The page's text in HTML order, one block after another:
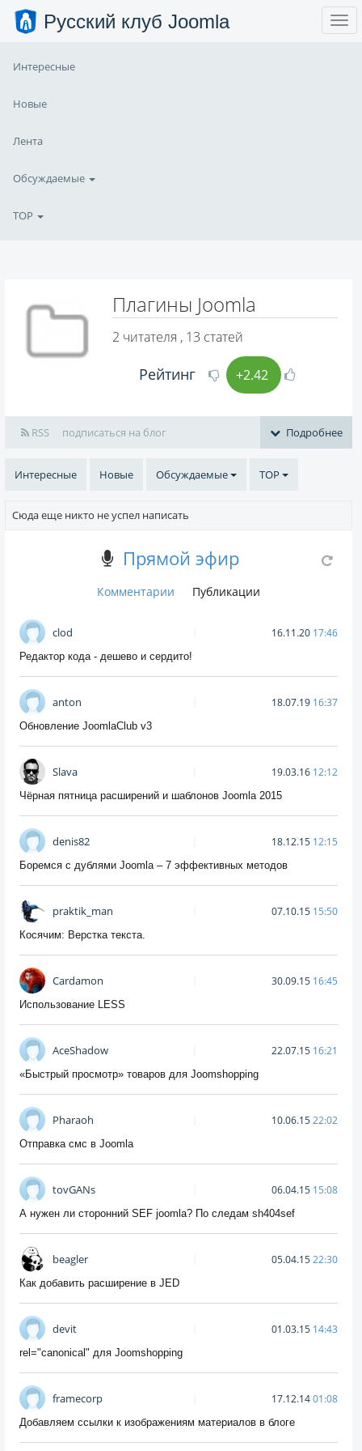
Русский клуб Joomla
Интересные
Новые
Лента
Обсуждаемые
TOP
Плагины Joomla
2 читателя , 13 статей
Рейтинг +2.42
RSS подписаться на блог Подробнее
Интересные Новые Обсуждаемые TOP
Сюда еще никто не успел написать
Прямой эфир
Комментарии Публикации
clod 16.11.20 17:46
Редактор кода - дешево и сердито!
anton 18.07.19 16:37
Обновление JoomlaClub v3
Slava 19.03.16 12:12
Чёрная пятница расширений и шаблонов Joomla 2015
denis82 18.12.15 12:15
Боремся с дублями Joomla – 7 эффективных методов
praktik_man 07.10.15 15:50
Косячим: Верстка текста.
Cardamon 30.09.15 16:45
Использование LESS
AceShadow 22.07.15 16:21
«Быстрый просмотр» товаров для Joomshopping
Pharaoh 10.06.1522:02
Отправка смс в Joomla
tovGANs 06.04.15 15:08
А нужен ли сторонний SEF joomla? По следам sh404sef
beagler 05.04.1522:30
Как добавить расширение в JED
devit 01.03.15 14:43
rel="canonical" для Joomshopping
framecorp 17.12.1401:08
Добавляем ссылки к изображениям материалов в блоге